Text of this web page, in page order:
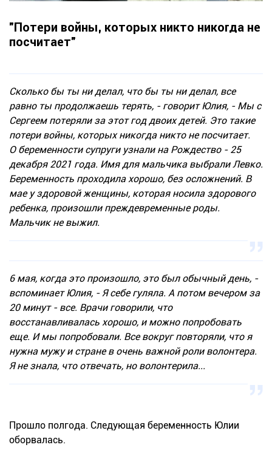
"Потери войны, которых никто никогда не
посчитает"
Сколько бы ты ни делал, что бы ты ни делал, все
равно ты продолжаешь терять, - говорит Юлия, - Мы с
Сергеем потеряли за этот год двоих детей. Это такие
потери войны, которых никогда никто не посчитает.
О беременности супруги узнали на Рождество - 25
декабря 2021 года. Имя для мальчика выбрали Левко.
Беременность проходила хорошо, без осложнений. В
мае у здоровой женщины, которая носила здорового
ребенка, произошли преждевременные роды.
Мальчик не выжил.
6 мая, когда это произошло, это был обычный день, -
вспоминает Юлия, - Я себе гуляла. А потом вечером за
20 минут - все. Врачи говорили, что
восстанавливалась хорошо, и можно попробовать
еще. И мы попробовали. Все вокруг повторяли, что я
нужна мужу и стране в очень важной роли волонтера.
Я не знала, что отвечать, но волонтерила...
Прошло полгода. Следующая беременность Юлии
оборвалась.